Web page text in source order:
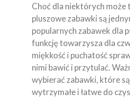
Choć dla niektórych może
pluszowe zabawki są
popularnych zabawek dla
funkcję towarzysza dla
miękkość i puchatość
nimi bawić i przytulać.
wybierać zabawki, które
wytrzymałe i łatwe do